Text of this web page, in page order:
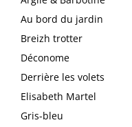
Au bord du jardin
Breizh trotter
Déconome
Derrière les volets
Elisabeth Martel
Gris-bleu